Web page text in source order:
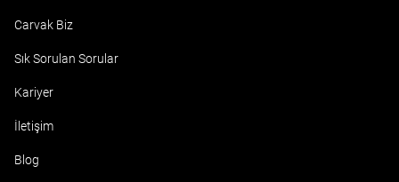
Carvak Biz
Sık Sorulan Sorular
Kariyer
İletişim
Blog